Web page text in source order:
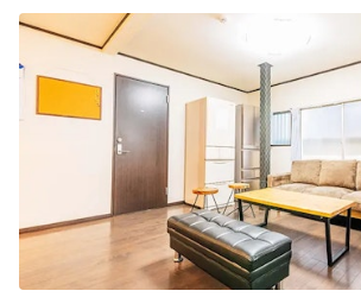
상점이 즐비하여 생활하기에 무척 편리한 환경
세타가야 공원에는 넓은 광장을 중심으로 실
트등의 시설도 있습니다. 또 다른 공원인 메구로
서는 후지산도 볼 수 있으며 사시사철 꽃과 나
총 9인의 하우스로 하우스 메이트와의 거리가
기 쉬워 매일매일 모두 함께 거실에 모여 영어
화를 즐기는 것이 가능합니다. 또한, 주말에는
러갈 수 있는 것은 물론, 모두 함께 근처의 세
나, 역사 깊은 목욕탕에 가는 것도 시부야 이케
한 매력이죠! 이케지리 오오하시는 인기 최고